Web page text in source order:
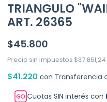
TRIANGULO
ART. 26365
$45.800
Precio sin impuestos $37.851,24
$41.220 con Transferencia
Cuotas SIN interés con